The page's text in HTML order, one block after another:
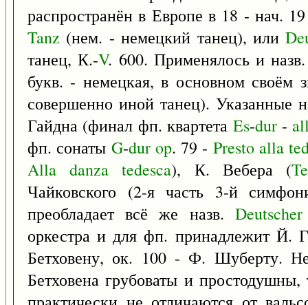
распространён в Европе в 18 - нач.
Tanz (нем. - немецкий танец), или
танец, К.-V. 600. Применялось и
букв. - немецкая, в основном своём
совершенно иной танец). Указанные
Гайдна (финал фп. квартета Es-dur-
фп. сонаты G-dur op. 79 - Presto alla
Alla
danza tedesca), К. Вебера (
Чайковского (2-я часть 3-й
преобладает всё же назв. Deutscher
оркестра и для фп. принадлежит
Бетховену, ок. 100 - Ф. Шуберту.
Бетховена грубоваты и